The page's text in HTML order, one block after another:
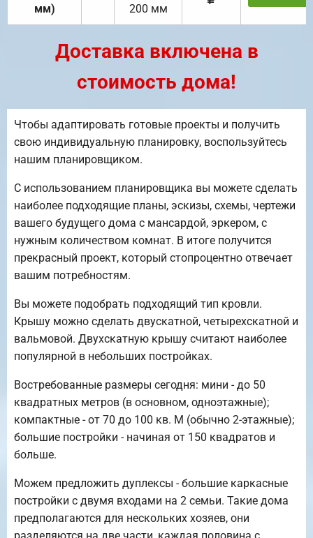
мм)
200 мм
Доставка включена в
стоимость дома!
Чтобы адаптировать готовые проекты и получить
свою индивидуальную планировку, воспользуйтесь
нашим планировщиком.
С использованием планировщика вы можете сделать
наиболее подходящие планы, эскизы, схемы, чертежи
вашего будущего дома с мансардой, эркером, с
нужным количеством комнат. В итоге получится
прекрасный проект, который стопроцентно отвечает
вашим потребностям.
Вы можете подобрать подходящий тип кровли.
Крышу можно сделать двускатной, четырехскатной и
вальмовой. Двухскатную крышу считают наиболее
популярной в небольших постройках.
Востребованные размеры сегодня: мини - до 50
квадратных метров (в основном, одноэтажные);
компактные - от 70 до 100 кв. М (обычно 2-этажные);
большие постройки - начиная от 150 квадратов и
больше.
Можем предложить дуплексы - большие каркасные
постройки с двумя входами на 2 семьи. Такие дома
предполагаются для нескольких хозяев, они